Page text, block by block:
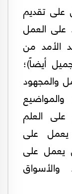
تقديم
على العمل
الأمد من
أيضاً)؛
والمجهود
العلم
على
يعمل على
والأسواق